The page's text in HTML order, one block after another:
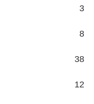
3
8
38
12